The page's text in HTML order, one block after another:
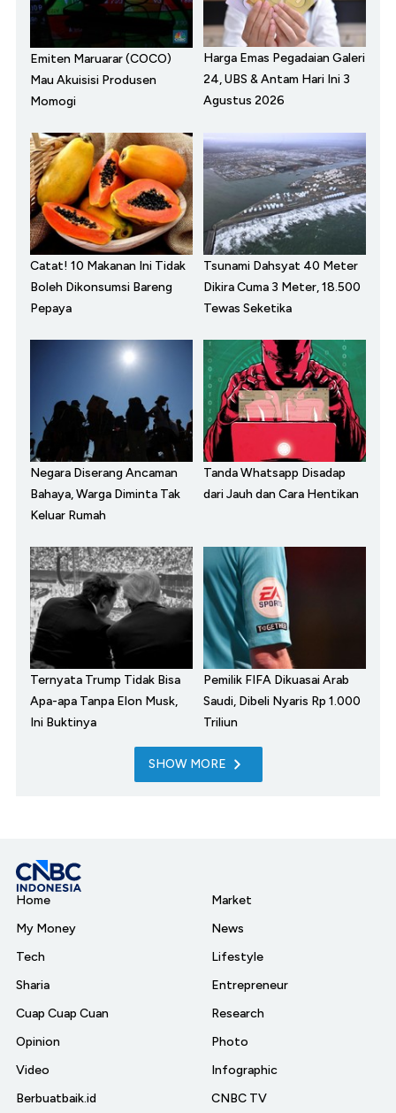
Emiten Maruarar (COCO)
Mau Akuisisi Produsen
Momogi
Harga Emas Pegadaian Galeri
24, UBS & Antam Hari Ini 3
Agustus 2026
Catat! 10 Makanan Ini Tidak
Boleh Dikonsumsi Bareng
Pepaya
Tsunami Dahsyat 40 Meter
Dikira Cuma 3 Meter, 18.500
Tewas Seketika
Negara Diserang Ancaman
Bahaya, Warga Diminta Tak
Keluar Rumah
Tanda Whatsapp Disadap
dari Jauh dan Cara Hentikan
Ternyata Trump Tidak Bisa
Apa-apa Tanpa Elon Musk,
Ini Buktinya
Pemilik FIFA Dikuasai Arab
Saudi, Dibeli Nyaris Rp 1.000
Triliun
SHOW MORE
Home
My Money
Tech
Sharia
Cuap Cuap Cuan
Opinion
Video
Berbuatbaik.id
Market
News
Lifestyle
Entrepreneur
Research
Photo
Infographic
CNBC TV